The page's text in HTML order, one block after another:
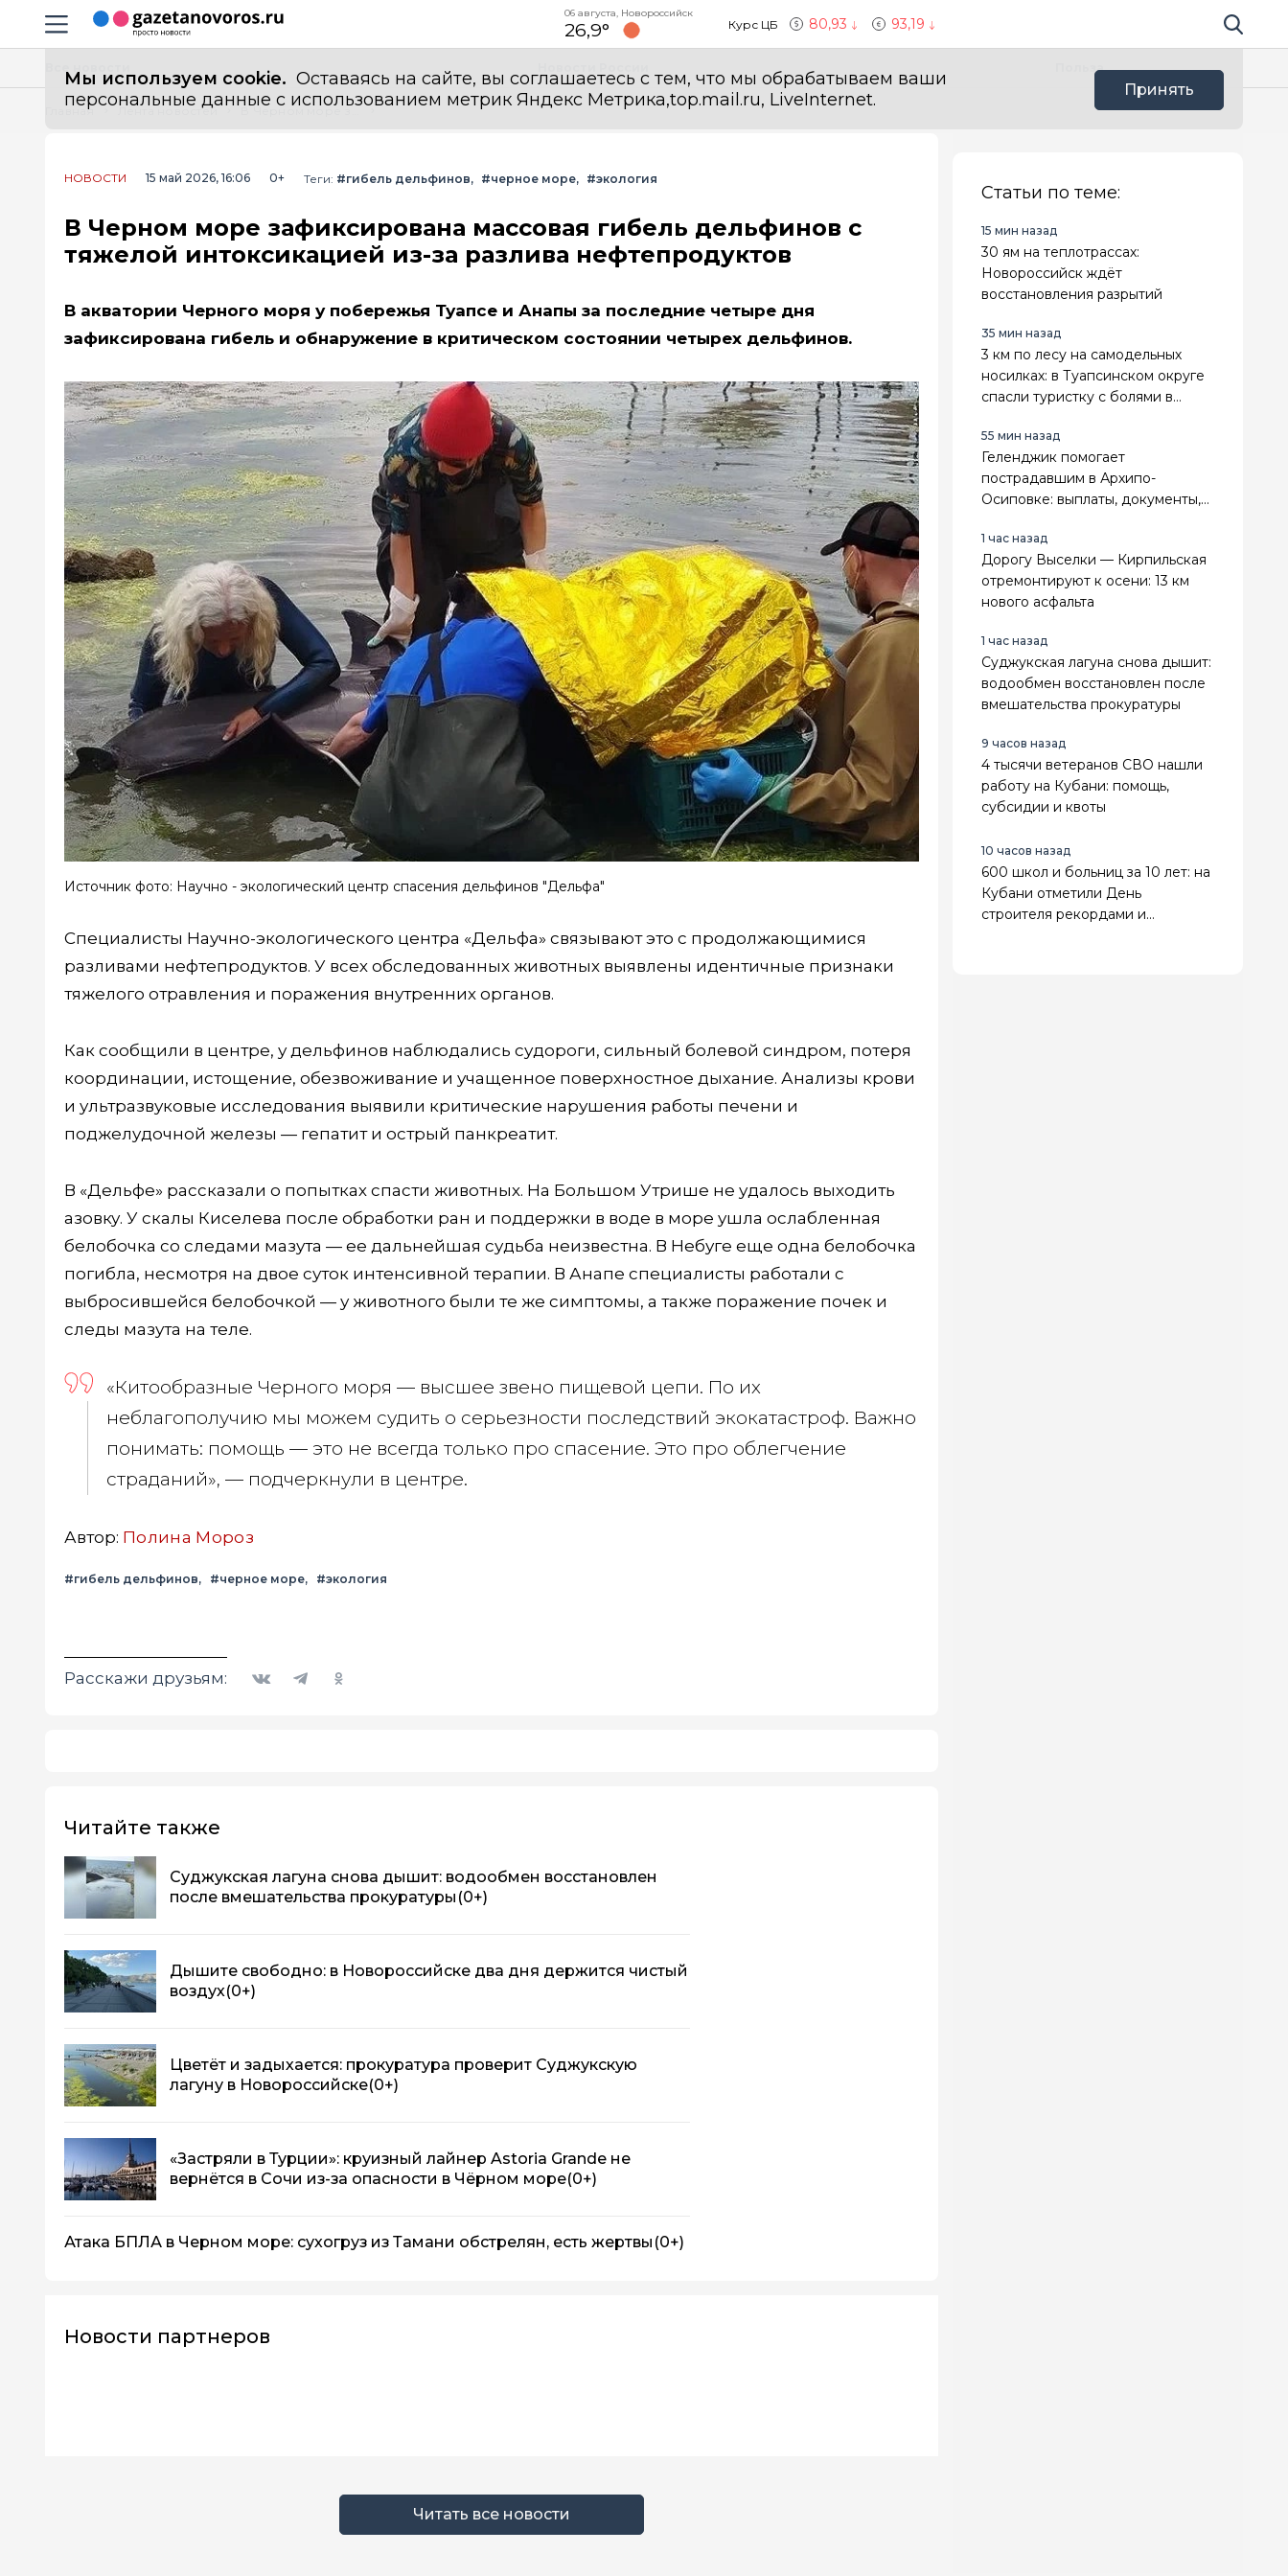
Навигация сайта
06 августа, Новороссийск
26,9° Курс ЦБ 80,93 93,19 Поиск по
Мы используем cookie. Оставаясь на сайте, вы соглашаетесь с тем, что мы обрабатываем ваши
персональные данные с использованием метрик Яндекс Метрика,top.mail.ru, LiveInternet.
Принять
Польза
Главная Лента новостей В Черном море зафиксирована массовая гибель дельфинов с тяжелой интоксикацией из-за разлива нефтепродуктов
НОВОСТИ 15 май 2026, 16:06 0+ Теги: #гибель дельфинов #черное море #экология
В Черном море зафиксирована массовая гибель дельфинов с
тяжелой интоксикацией из-за разлива нефтепродуктов
В акватории Черного моря у побережья Туапсе и Анапы за последние четыре дня
зафиксирована гибель и обнаружение в критическом состоянии четырех дельфинов.
Источник фото: Научно - экологический центр спасения дельфинов "Дельфа"
Специалисты Научно-экологического центра «Дельфа» связывают это с продолжающимися
разливами нефтепродуктов. У всех обследованных животных выявлены идентичные признаки
тяжелого отравления и поражения внутренних органов.
Как сообщили в центре, у дельфинов наблюдались судороги, сильный болевой синдром, потеря
координации, истощение, обезвоживание и учащенное поверхностное дыхание. Анализы крови
и ультразвуковые исследования выявили критические нарушения работы печени и
поджелудочной железы — гепатит и острый панкреатит.
В «Дельфе» рассказали о попытках спасти животных. На Большом Утрише не удалось выходить
азовку. У скалы Киселева после обработки ран и поддержки в воде в море ушла ослабленная
белобочка со следами мазута — ее дальнейшая судьба неизвестна. В Небуге еще одна белобочка
погибла, несмотря на двое суток интенсивной терапии. В Анапе специалисты работали с
выбросившейся белобочкой — у животного были те же симптомы, а также поражение почек и
следы мазута на теле.
«Китообразные Черного моря — высшее звено пищевой цепи. По их
неблагополучию мы можем судить о серьезности последствий экокатастроф. Важно
понимать: помощь — это не всегда только про спасение. Это про облегчение
страданий», — подчеркнули в центре.
Автор: Полина Мороз
#гибель дельфинов #черное море #экология
Расскажи друзьям:
Читайте также
Суджукская лагуна снова дышит: водообмен восстановлен
после вмешательства прокуратуры (0+)
Дышите свободно: в Новороссийске два дня держится чистый
воздух(0+)
Цветёт и задыхается: прокуратура проверит Суджукскую
лагуну в Новороссийске(0+)
«Застряли в Турции»: круизный лайнер Astoria Grande не
вернётся в Сочи из-за опасности в Чёрном море(0+)
Атака БПЛА в Черном море: сухогруз из Тамани обстрелян, есть жертвы (0+)
Новости партнеров
Читать все новости
Статьи по теме:
15 мин назад
30 ям на теплотрассах:
Новороссийск ждёт
восстановления разрытий
35 мин назад
3 км по лесу на самодельных
носилках: в Туапсинском округе
спасли туристку с болями в
55 мин назад
Геленджик помогает
пострадавшим в Архипо-
Осиповке: выплаты, документы,
1 час назад
Дорогу Выселки — Кирпильская
отремонтируют к осени: 13 км
нового асфальта
1 час назад
Суджукская лагуна снова дышит:
водообмен восстановлен после
вмешательства прокуратуры
9 часов назад
4 тысячи ветеранов СВО нашли
работу на Кубани: помощь,
субсидии и квоты
10 часов назад
600 школ и больниц за 10 лет: на
Кубани отметили День
строителя рекордами и